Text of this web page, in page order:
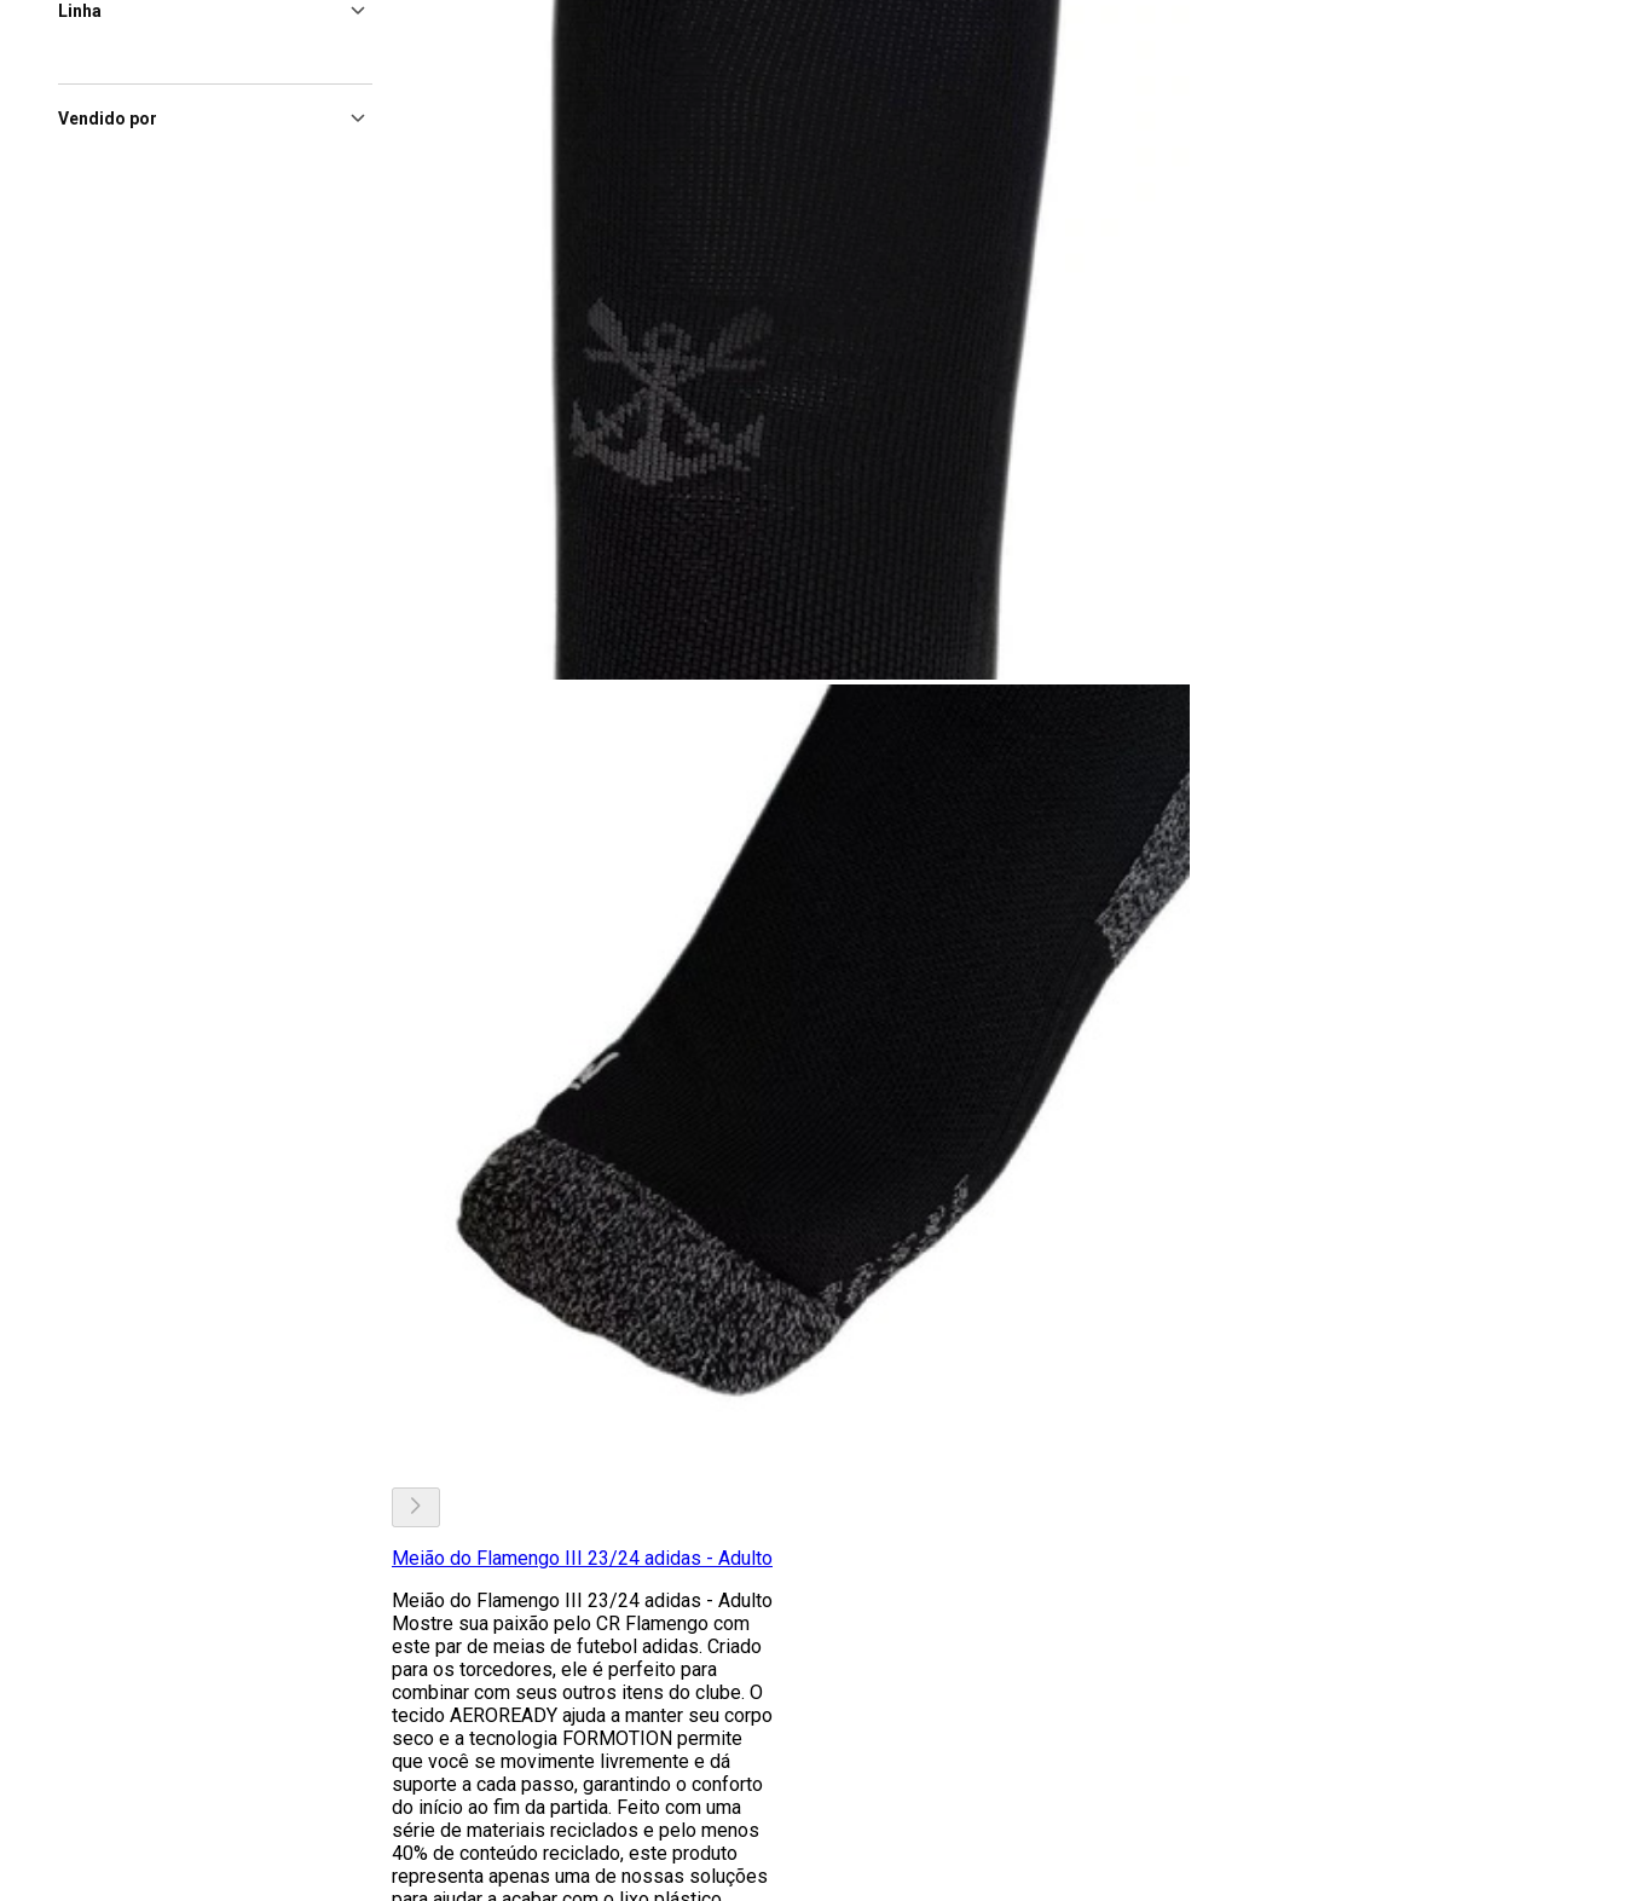
Linha
Vendido por
Meião do Flamengo III 23/24 adidas - Adulto
Meião do Flamengo III 23/24 adidas - Adulto
Mostre sua paixão pelo CR Flamengo com
este par de meias de futebol adidas. Criado
para os torcedores, ele é perfeito para
combinar com seus outros itens do clube. O
tecido AEROREADY ajuda a manter seu corpo
seco e a tecnologia FORMOTION permite
que você se movimente livremente e dá
suporte a cada passo, garantindo o conforto
do início ao fim da partida. Feito com uma
série de materiais reciclados e pelo menos
40% de conteúdo reciclado, este produto
representa apenas uma de nossas soluções